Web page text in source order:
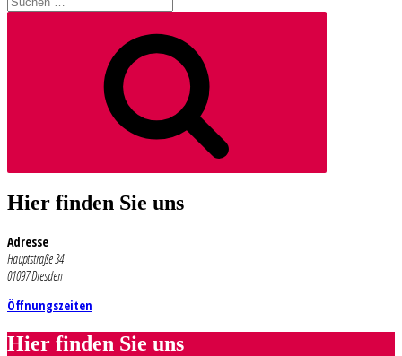
nach:
Hier finden Sie uns
Adresse
Hauptstraße 34
01097 Dresden
Öffnungszeiten
Hier finden Sie uns